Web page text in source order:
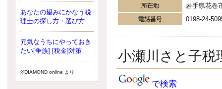
更新:2017年5月1日(大阪市北区)
---------------------
サクセス会計事務所
サクセス税理士のお役立ち
ブログ
平成２７年１月１日以降開始の相
続より、相続税の基礎控除額（相
続税が課税されない遺産の上限
あなたの望みにかなう税
理士の探し方・選び方
元気なうちにやっておき
たい[争族] [税金]対策
※DIAMOND online より
岩手県花巻
0198-24-
小瀬川さと子税
で検索